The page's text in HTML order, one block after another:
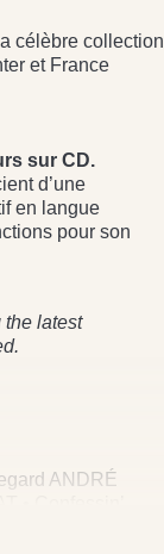
célèbre collection
et France
sur CD.
d’une
en langue
pour son
the latest
ANDRÉ
dans le